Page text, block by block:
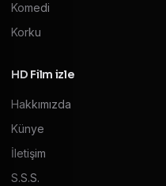
Komedi
Korku
HD Film izle
Hakkımızda
Künye
İletişim
S.S.S.